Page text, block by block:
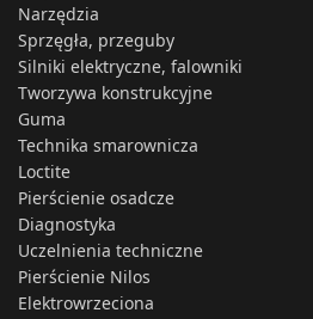
Narzędzia
Sprzęgła, przeguby
Silniki elektryczne, falowniki
Tworzywa konstrukcyjne
Guma
Technika smarownicza
Loctite
Pierścienie osadcze
Diagnostyka
Uczelnienia techniczne
Pierścienie Nilos
Elektrowrzeciona